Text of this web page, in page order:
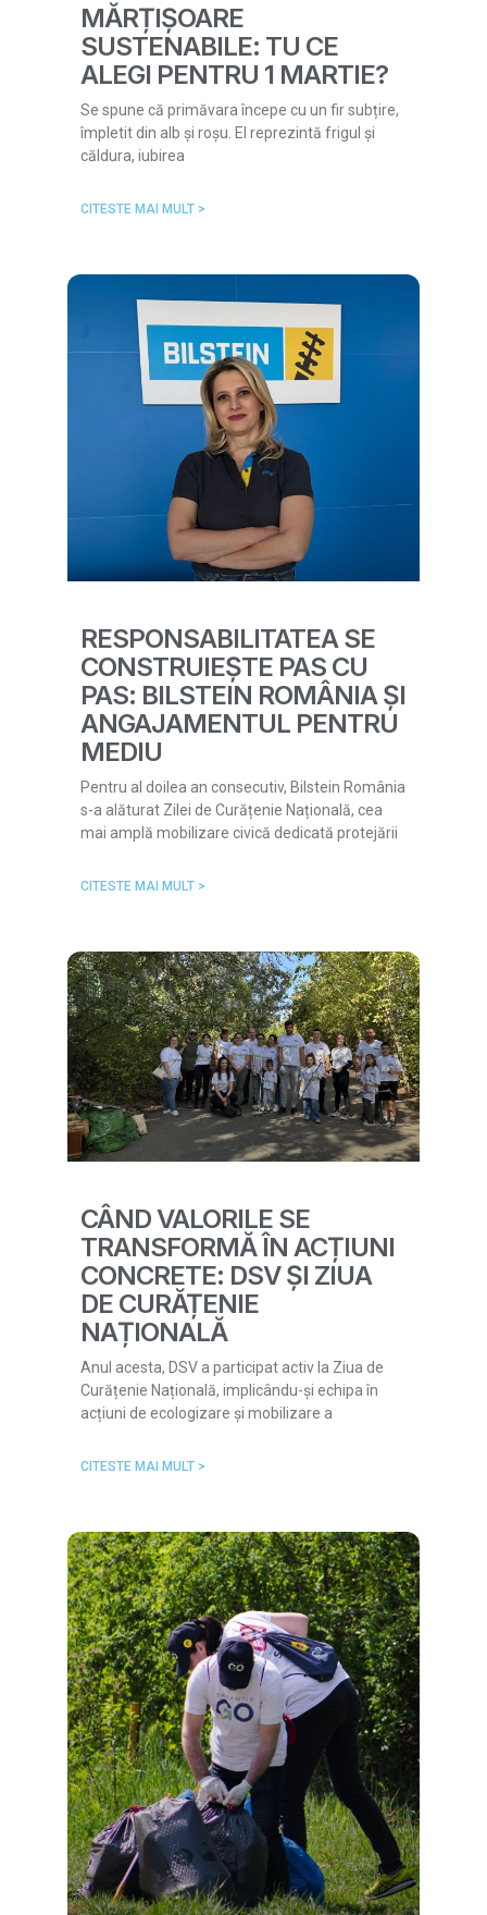
MĂRȚIȘOARE
SUSTENABILE: TU CE
ALEGI PENTRU 1 MARTIE?
Se spune că primăvara începe cu un fir subțire,
împletit din alb și roșu. El reprezintă frigul și
căldura, iubirea
CITESTE MAI MULT >
RESPONSABILITATEA SE
CONSTRUIEȘTE PAS CU
PAS: BILSTEIN ROMÂNIA ȘI
ANGAJAMENTUL PENTRU
MEDIU
Pentru al doilea an consecutiv, Bilstein România
s-a alăturat Zilei de Curățenie Națională, cea
mai amplă mobilizare civică dedicată protejării
CITESTE MAI MULT >
CÂND VALORILE SE
TRANSFORMĂ ÎN ACȚIUNI
CONCRETE: DSV ȘI ZIUA
DE CURĂȚENIE
NAȚIONALĂ
Anul acesta, DSV a participat activ la Ziua de
Curățenie Națională, implicându-și echipa în
acțiuni de ecologizare și mobilizare a
CITESTE MAI MULT >